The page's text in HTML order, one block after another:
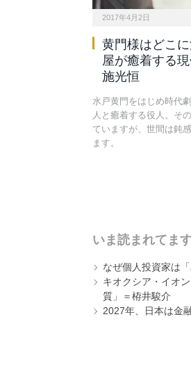
2017年4月2日
黄門様はどこ
屋が癒着する
施光恒
水戸黄門をはじめ時代
人と癒着する役人。そ
ていますが、世間は鈍
ます。
いま読まれてま
なぜ個人投資家は
キオクシア・イオ
質」＝栫井駿介
2027年、日本は金